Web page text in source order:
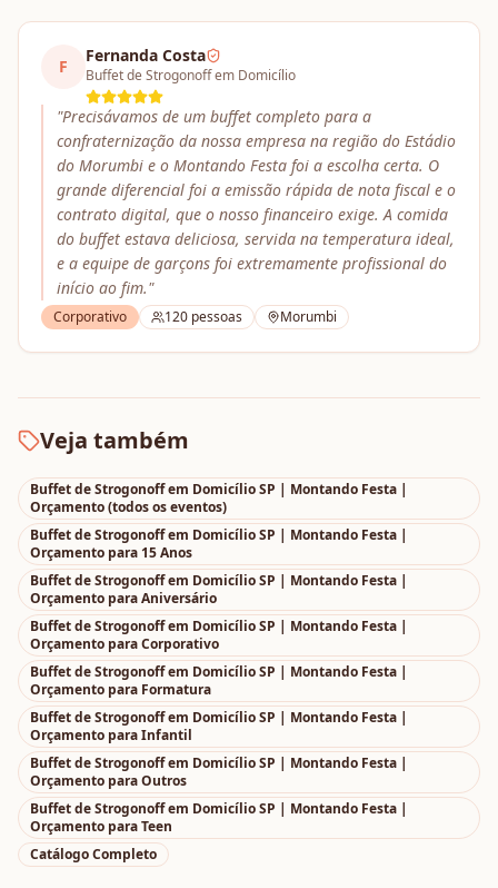
F
Fernanda Costa
Buffet de Strogonoff em Domicílio
"Precisávamos de um buffet completo para a
confraternização da nossa empresa na região do Estádio
do Morumbi e o Montando Festa foi a escolha certa. O
grande diferencial foi a emissão rápida de nota fiscal e o
contrato digital, que o nosso financeiro exige. A comida
do buffet estava deliciosa, servida na temperatura ideal,
e a equipe de garçons foi extremamente profissional do
início ao fim."
Corporativo 120 pessoas Morumbi
Veja também
Buffet de Strogonoff em Domicílio SP | Montando Festa |
Orçamento(todos os eventos)
Buffet de Strogonoff em Domicílio SP | Montando Festa |
Orçamento para 15 Anos
Buffet de Strogonoff em Domicílio SP | Montando Festa |
Orçamento paraAniversário
Buffet de Strogonoff em Domicílio SP | Montando Festa |
Orçamento paraCorporativo
Buffet de Strogonoff em Domicílio SP | Montando Festa |
Orçamento para Formatura
Buffet de Strogonoff em Domicílio SP | Montando Festa |
Orçamento paraInfantil
Buffet de Strogonoff em Domicílio SP | Montando Festa |
Orçamento paraOutros
Buffet de Strogonoff em Domicílio SP | Montando Festa |
Orçamento paraTeen
Catálogo Completo